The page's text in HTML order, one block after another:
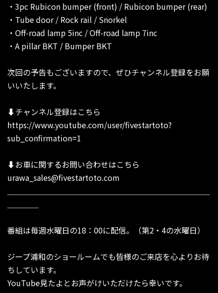
・3pc Rubicon bumper (front) / Rubicon bumper (rear)
・Tube door / Rock rail / Snorkel
・Off-road lamp 5inc / Off-road lamp 7inc
・A pillar BKT / Bumper BKT
次回の予告もございますので、ぜひチャンネル登録をお願
いいたします。
⬇︎チャンネル登録はこちら
https://www.youtube.com/user/fivestartoto?
sub_confirmation=1
⬇︎お車に関するお問い合わせはこちら
urawa_sales@fivestartoto.com
番組は毎週水曜日の18：00に配信。（第2・4の水曜日）
ジープ浦和のショールームでも皆様のご来店を心よりお待
ちしています。
YouTube見たよとお声がけいただけたら幸いです。